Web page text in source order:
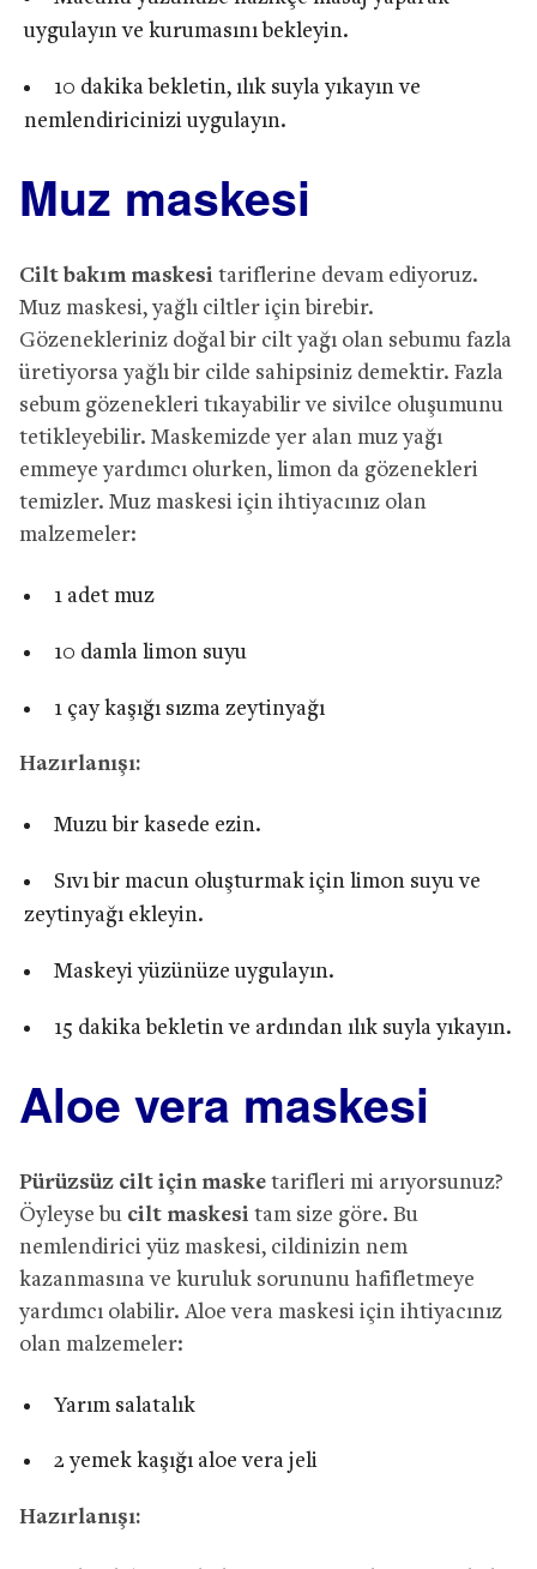
uygulayın ve kurumasını bekleyin.
10 dakika bekletin, ılık suyla yıkayın ve
nemlendiricinizi uygulayın.
Muz maskesi
Cilt bakım maskesi tariflerine devam ediyoruz.
Muz maskesi, yağlı ciltler için birebir.
Gözenekleriniz doğal bir cilt yağı olan sebumu fazla
üretiyorsa yağlı bir cilde sahipsiniz demektir. Fazla
sebum gözenekleri tıkayabilir ve sivilce oluşumunu
tetikleyebilir. Maskemizde yer alan muz yağı
emmeye yardımcı olurken, limon da gözenekleri
temizler. Muz maskesi için ihtiyacınız olan
malzemeler:
1 adet muz
10 damla limon suyu
1 çay kaşığı sızma zeytinyağı
Hazırlanışı:
Muzu bir kasede ezin.
Sıvı bir macun oluşturmak için limon suyu ve
zeytinyağı ekleyin.
Maskeyi yüzünüze uygulayın.
15 dakika bekletin ve ardından ılık suyla yıkayın.
Aloe vera maskesi
Pürüzsüz cilt için maske tarifleri mi arıyorsunuz?
Öyleyse bu cilt maskesi tam size göre. Bu
nemlendirici yüz maskesi, cildinizin nem
kazanmasına ve kuruluk sorununu hafifletmeye
yardımcı olabilir. Aloe vera maskesi için ihtiyacınız
olan malzemeler:
Yarım salatalık
2 yemek kaşığı aloe vera jeli
Hazırlanışı: